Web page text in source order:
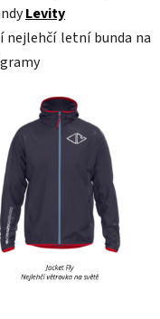
Levity
nejlehčí letní bunda na